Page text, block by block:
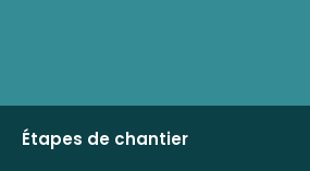
Étapes de chantier